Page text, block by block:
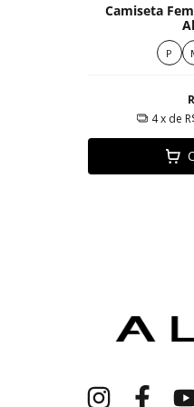
Camiseta
P
4x de
Cupom 1a compra: